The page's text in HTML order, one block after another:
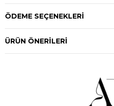
ÖDEME SEÇENEKLERI
ÜRÜN ÖNERILERI